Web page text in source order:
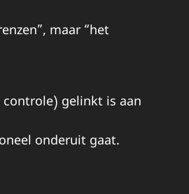
maar “het
gelinkt is aan
onderuit gaat.